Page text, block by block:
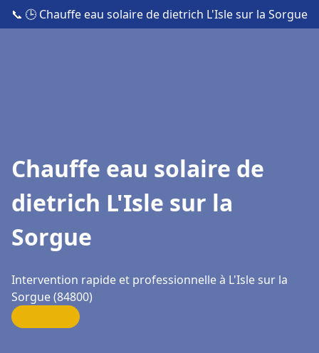
📞 🕒 Chauffe eau solaire de dietrich L'Isle sur la Sorgue
Chauffe eau solaire de
dietrich L'Isle sur la
Sorgue
Intervention rapide et professionnelle à L'Isle sur la
Sorgue (84800)